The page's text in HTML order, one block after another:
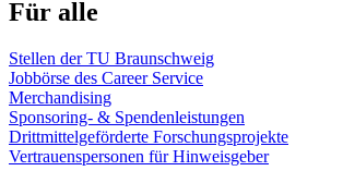
Für alle
Stellen der TU Braunschweig
Jobbörse des Career Service
Merchandising
Sponsoring- & Spendenleistungen
Drittmittelgeförderte Forschungsprojekte
Vertrauenspersonen für Hinweisgeber